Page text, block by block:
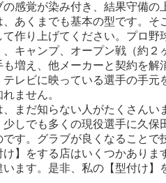
の感覚が染み付き、結果守備の
あくまでも基本の型です。そ
て作り上げてください。プロ
、キャンプ、オープン戦（約
も増え、他メーカーと契約を
テレビに映っている選手の手
ません。
まだ知らない人がたくさんい
少しでも多くの現役選手に久
です。グラブが良くなること
け】をする店はいくつかあり
います。是非、私の【型付け